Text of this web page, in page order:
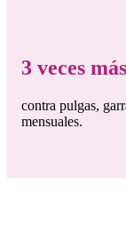
3 veces
contra pulgas,
mensuales.